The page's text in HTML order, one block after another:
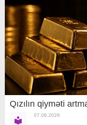
Qızılın qiyməti
07.08.2026